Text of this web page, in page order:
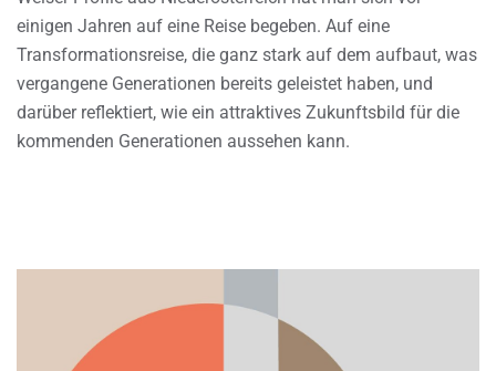
einigen Jahren auf eine Reise begeben. Auf eine
Transformationsreise, die ganz stark auf dem aufbaut, was
vergangene Generationen bereits geleistet haben, und
darüber reflektiert, wie ein attraktives Zukunftsbild für die
kommenden Generationen aussehen kann.